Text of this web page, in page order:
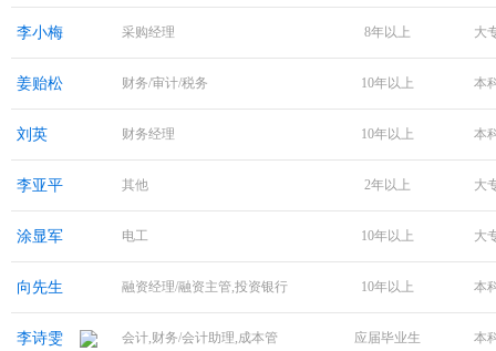
李小梅 采购经理 8年以上 大
姜贻松 财务/审计/税务 10年以上 本
刘英 财务经理 10年以上 本
李亚平 其他 2年以上 大
涂显军 电工 10年以上 大
向先生 融资经理/融资主管,投资银行 10年以上 本
李诗雯 会计,财务/会计助理,成本管 应届毕业生 本